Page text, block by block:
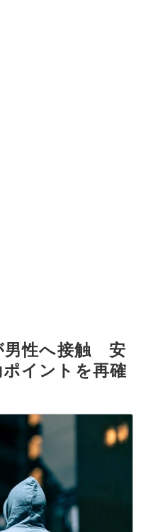
男性へ接触 安
イントを再確